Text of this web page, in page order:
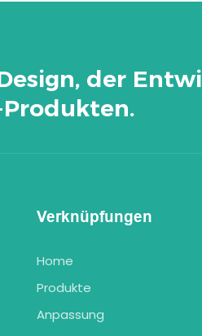
der
Verknüpfungen
Home
Produkte
Anpassung